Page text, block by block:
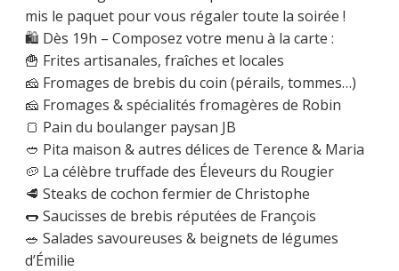
mis le paquet pour vous régaler toute la soirée !
🛍️ Dès 19h – Composez votre menu à la carte :
🍟 Frites artisanales, fraîches et locales
🧀 Fromages de brebis du coin (pérails, tommes…)
🧀 Fromages & spécialités fromagères de Robin
🍞 Pain du boulanger paysan JB
🥙 Pita maison & autres délices de Terence & Maria
🥔 La célèbre truffade des Éleveurs du Rougier
🥩 Steaks de cochon fermier de Christophe
🌭 Saucisses de brebis réputées de François
🥗 Salades savoureuses & beignets de légumes
d’Émilie